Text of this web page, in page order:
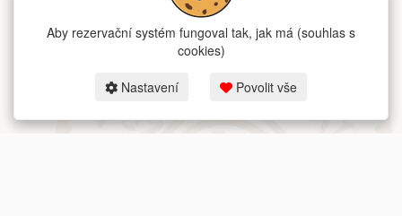
Praze
Aby rezervační systém fungoval tak, jak má (souhlas s
cookies)
Nastavení Povolit vše